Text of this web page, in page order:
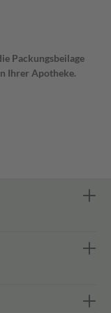
Packungsbeilage
Ihrer Apotheke.